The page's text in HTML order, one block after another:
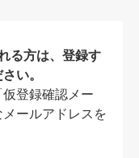
る方は、登録す
い。
登録確認メー
ールアドレスを